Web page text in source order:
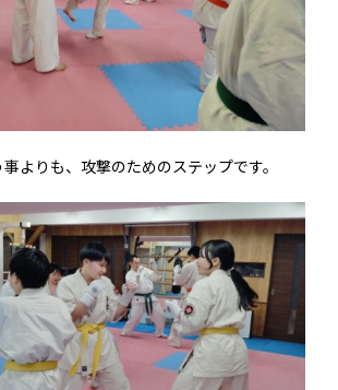
よりも、攻撃のためのステップです。